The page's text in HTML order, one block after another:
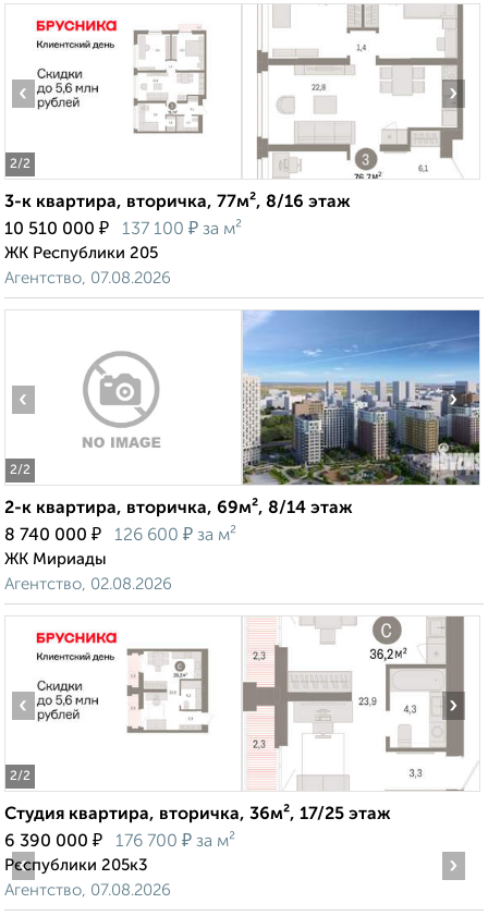
2/2
‹ ›
3-к квартира, вторичка, 77м², 8/16 этаж
10 510 000 ₽ 137 100 ₽ за м²
ЖК Республики 205
Агентство, 07.08.2026
2/2
‹ ›
2-к квартира, вторичка, 69м², 8/14 этаж
8 740 000 ₽ 126 600 ₽ за м²
ЖК Мириады
Агентство, 02.08.2026
2/2
‹ ›
Студия квартира, вторичка, 36м², 17/25 этаж
6 390 000 ₽ 176 700 ₽ за м²
Республики 205к3
Агентство, 07.08.2026
‹ ›